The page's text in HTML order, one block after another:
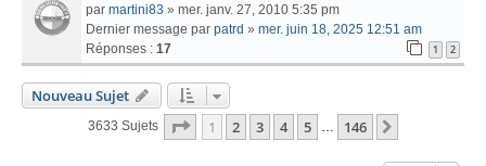
par martini83 » mer. janv. 27, 2010 5:35 pm
Dernier message par patrd » mer. juin 18, 2025 12:51 am
Réponses : 17 1 2
Nouveau Sujet
3633 Sujets Page 1Sur 146
1 2 3 4 5 … 146